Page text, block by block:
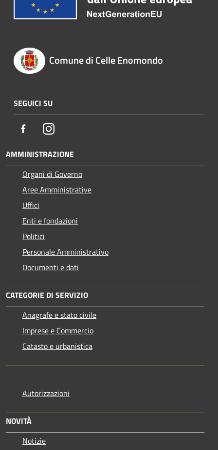
Comune di Celle Enomondo
SEGUICI SU
FacebookInstagram
AMMINISTRAZIONE
Organi di Governo
Aree Amministrative
Uffici
Enti e fondazioni
Politici
Personale Amministrativo
Documenti e dati
CATEGORIE DI SERVIZIO
Anagrafe e stato civile
Imprese e Commercio
Catasto e urbanistica
Autorizzazioni
NOVITÀ
Notizie